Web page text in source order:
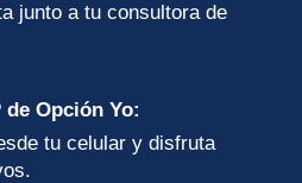
junto a tu consultora de
de Opción Yo:
tu celular y disfruta